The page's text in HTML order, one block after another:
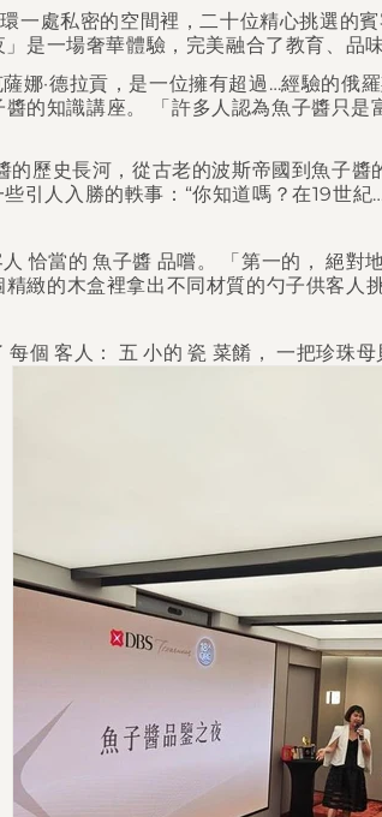
一處私密的空間裡，二十位精心挑選的
是一場奢華體驗，完美融合了教育、品
娜·德拉貢，是一位擁有超過…經驗的俄羅
的知識講座。 「許多人認為魚子醬只
歷史長河，從古老的波斯帝國到魚子醬
引人入勝的軼事：“你知道嗎？在19世紀
恰當的 魚子醬 品嚐。 「第一的， 絕對
緻的木盒裡拿出不同材質的勺子供客人
每個 客人： 五 小的 瓷 菜餚， 一把珍珠母